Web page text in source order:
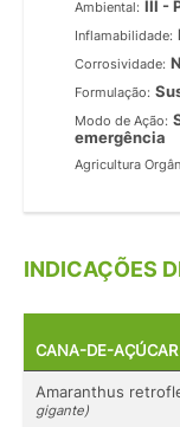
Ambiental: III -
Inflamabilidade:
Corrosividade:
Formulação:
Modo de Ação:
emergência
Agricultura
INDICAÇÕES
CANA-DE-AÇÚCAR
Amaranthus
gigante)